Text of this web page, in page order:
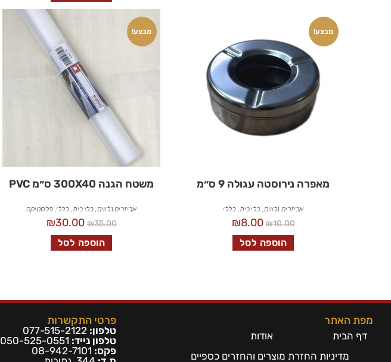
מבצע!
מאפרה נירוסטה עגולה 9 ס״מ
אביזרים נלווים, כלי בית, כללי
₪10.00
₪8.00
הוספה לסל
מבצע!
משטח הגנה 300X40 ס״מ PVC
אביזרים נלווים, כלי בית, כללי,פלסטיקה
₪35.00
₪30.00
הוספה לסל
מפת האתר
דף הבית
אודות
מדיניות החזרת מוצרים והחזרים כספיים
פרטי התקשרות
טלפון: 077-515-2122
טלפון נייד: 050-525-0551
פקס: